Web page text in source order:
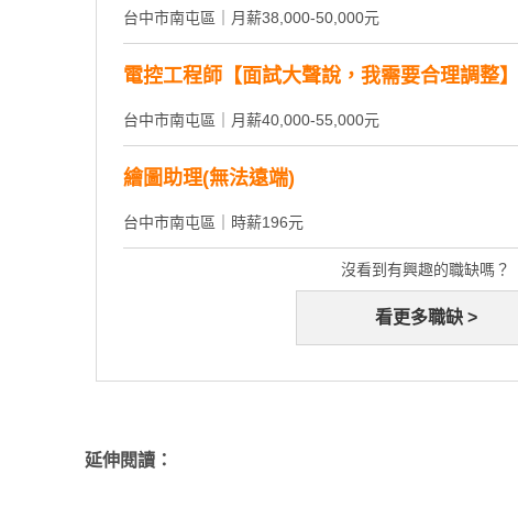
台中市南屯區｜月薪38,000-50,000元
電控工程師【面試大聲說，我需要合理調整】
台中市南屯區｜月薪40,000-55,000元
繪圖助理(無法遠端)
台中市南屯區｜時薪196元
沒看到有興趣的職缺嗎？
看更多職缺 >
延伸閱讀：